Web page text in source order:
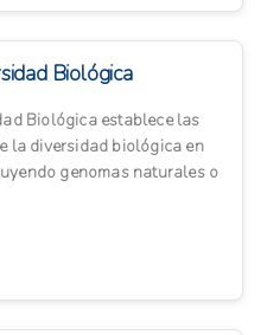
Biológica
Biológica establece las
la diversidad biológica en
genomas naturales o